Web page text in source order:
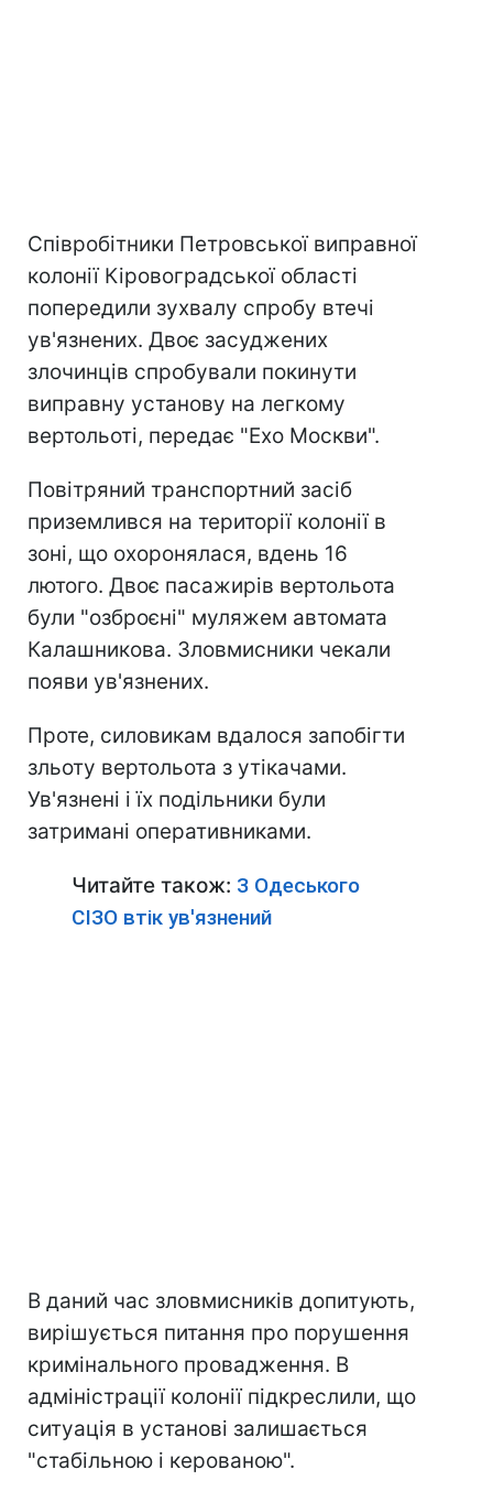
Співробітники Петровської виправної
колонії Кіровоградської області
попередили зухвалу спробу втечі
ув'язнених. Двоє засуджених
злочинців спробували покинути
виправну установу на легкому
вертольоті, передає "Ехо Москви".
Повітряний транспортний засіб
приземлився на території колонії в
зоні, що охоронялася, вдень 16
лютого. Двоє пасажирів вертольота
були "озброєні" муляжем автомата
Калашникова. Зловмисники чекали
появи ув'язнених.
Проте, силовикам вдалося запобігти
зльоту вертольота з утікачами.
Ув'язнені і їх подільники були
затримані оперативниками.
Читайте також: З Одеського
СІЗО втік ув'язнений
В даний час зловмисників допитують,
вирішується питання про порушення
кримінального провадження. В
адміністрації колонії підкреслили, що
ситуація в установі залишається
"стабільною і керованою".